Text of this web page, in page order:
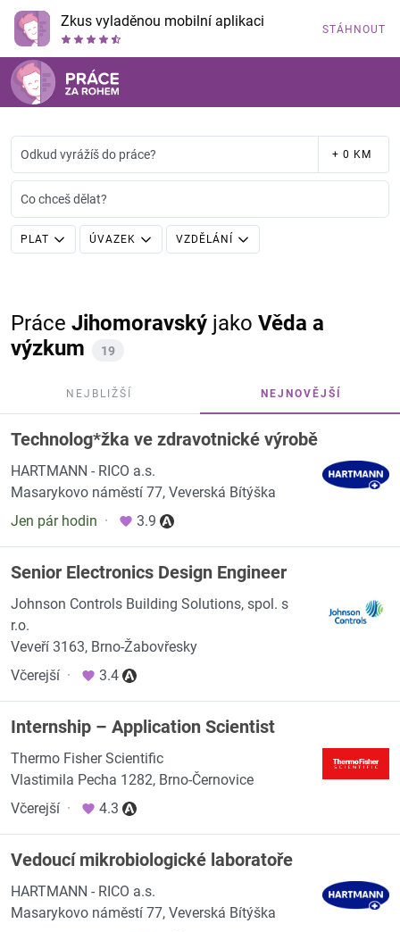
Zkus vyladěnou mobilní aplikaci STÁHNOUT
Odkud vyrážíš do práce? + 0 KM
Co chceš dělat?
PLAT ÚVAZEK VZDĚLÁNÍ
Práce Jihomoravský jako Věda a
výzkum
19
NEJBLIŽŠÍ NEJNOVĚJŠÍ
Technolog*žka ve zdravotnické výrobě
HARTMANN - RICO a.s.
Masarykovo náměstí 77, Veverská Bítýška
Jen pár hodin · 3.9
Senior Electronics Design Engineer
Johnson Controls Building Solutions, spol. s
r.o.
Veveří 3163, Brno-Žabovřesky
Včerejší · 3.4
Internship – Application Scientist
Thermo Fisher Scientific
Vlastimila Pecha 1282, Brno-Černovice
Včerejší · 4.3
Vedoucí mikrobiologické laboratoře
HARTMANN - RICO a.s.
Masarykovo náměstí 77, Veverská Bítýška